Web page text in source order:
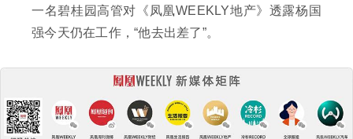
一名碧桂园高管对《凤凰WEEKLY地产》透露杨国
强今天仍在工作，“他去出差了”。